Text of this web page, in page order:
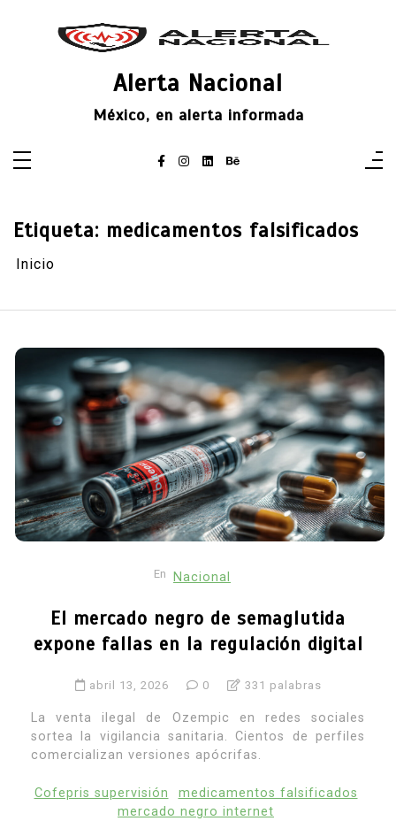
Alerta Nacional
México, en alerta informada
Etiqueta: medicamentos falsificados
Inicio
En Nacional
El mercado negro de semaglutida
expone fallas en la regulación digital
abril 13, 2026 0 331 palabras
La venta ilegal de Ozempic en redes sociales
sortea la vigilancia sanitaria. Cientos de perfiles
comercializan versiones apócrifas.
Cofepris supervisión
medicamentos falsificados
mercado negro internet